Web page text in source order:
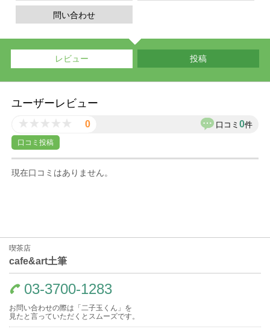
問い合わせ
レビュー 投稿
ユーザーレビュー
0 口コミ 0件
口コミ投稿
現在口コミはありません。
喫茶店
cafe&art土筆
03-3700-1283
お問い合わせの際は「二子玉くん」を
見たと言っていただくとスムーズです。